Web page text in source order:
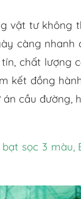
vật tư không
càng nhanh
chất lượng
kết đồng
cầu đường,
bạt sọc 3 màu,